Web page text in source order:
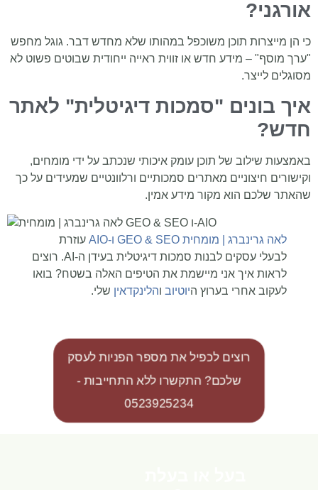
אורגני?
כי הן מייצרות תוכן משוכפל במהותו שלא מחדש דבר. גוגל מחפש
"ערך מוסף" – מידע חדש או זווית ראייה ייחודית שבוטים פשוט לא
מסוגלים לייצר.
איך בונים "סמכות דיגיטלית" לאתר
חדש?
באמצעות שילוב של תוכן עומק איכותי שנכתב על ידי מומחים,
וקישורים חיצוניים מאתרים סמכותיים ורלוונטיים שמעידים על כך
שהאתר שלכם הוא מקור מידע אמין.
לאה גרינברג | מומחית GEO & SEO ו-AIO
עוזרת
לבעלי עסקים לבנות סמכות דיגיטלית בעידן ה-AI. רוצים
לראות איך אני מיישמת את הטיפים האלה בשטח? בואו
לעקוב אחרי בערוץ היוטיוב והלינקדאין שלי.
רוצים לכפיל את מספר הפניות לעסק
שלכם? התקשרו ללא התחייבות -
0523925234